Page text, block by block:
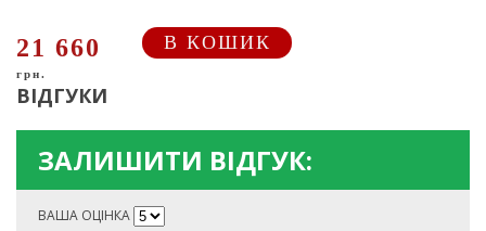
21 660
грн.
В КОШИК
ВІДГУКИ
ЗАЛИШИТИ ВІДГУК:
ВАША ОЦІНКА